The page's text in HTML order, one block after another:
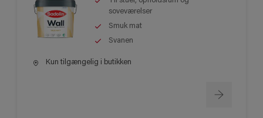
soveværelser
Smuk mat
Svanen
Kun tilgængelig i butikken